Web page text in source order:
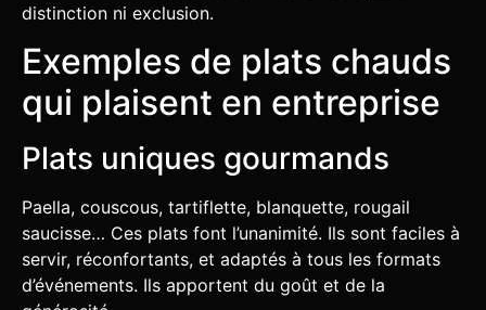
distinction ni exclusion.
Exemples de plats chauds
qui plaisent en entreprise
Plats uniques gourmands
Paella, couscous, tartiflette, blanquette, rougail
saucisse… Ces plats font l’unanimité. Ils sont faciles à
servir, réconfortants, et adaptés à tous les formats
d’événements. Ils apportent du goût et de la